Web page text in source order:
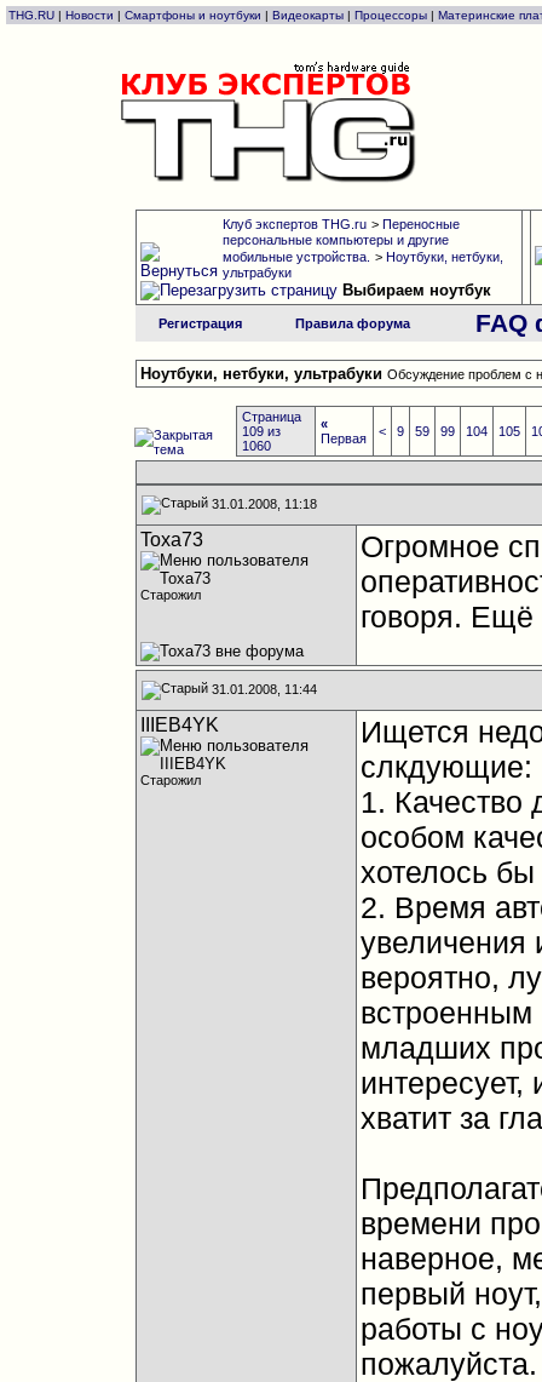
THG.RU | Новости | Смартфоны и ноутбуки | Видеокарты | Процессоры | Материнские
Клуб экспертов THG.ru > Переносные
персональные компьютеры и другие
мобильные устройства. > Ноутбуки, нетбуки,
ультрабуки
Выбираем ноутбук
Регистрация Правила форума FAQ
Ноутбуки, нетбуки, ультрабуки Обсуждение проблем с
Страница
109 из
1060
«
Первая
< 9 59 99 104 105
31.01.2008, 11:18
Toxa73
Старожил
Огромное
говоря. Ещё
31.01.2008, 11:44
IIIEB4YK
Старожил
Ищется
слкдующие:
1. Качество
особом
хотелось бы
2. Время
увеличения
вероятно,
младших
хватит за
времени
наверное,
первый
работы с
пожалуйста.